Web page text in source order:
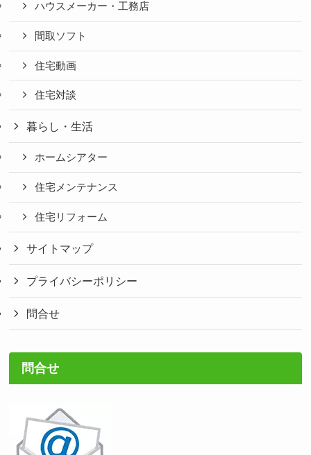
ハウスメーカー・工務店
間取ソフト
住宅動画
住宅対談
暮らし・生活
ホームシアター
住宅メンテナンス
住宅リフォーム
サイトマップ
プライバシーポリシー
問合せ
問合せ